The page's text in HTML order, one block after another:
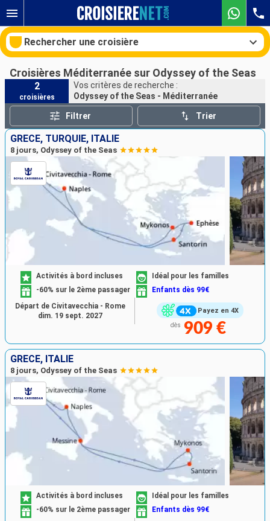
Rechercher une croisière
Nos destinations
Mois de départ
Ports Compagnies
Rechercher
Croisières Méditerranée sur Odyssey of the Seas
2
croisières
Vos critères de recherche :
Odyssey of the Seas - Méditerranée
Filtrer Trier
GRÈCE, TURQUIE, ITALIE
8 jours, Odyssey of the Seas
Payez en 4X
Activités à bord incluses
Idéal pour les familles
-60% sur le 2ème passager
Enfants dès 99€
dès 909 €
Départ de Civitavecchia - Rome
dim. 19 sept. 2027
GRÈCE, ITALIE
8 jours, Odyssey of the Seas
Activités à bord incluses
Idéal pour les familles
-60% sur le 2ème passager
Enfants dès 99€